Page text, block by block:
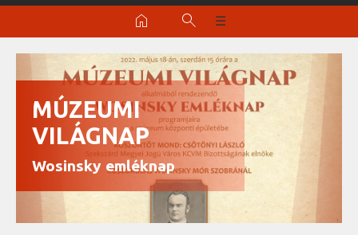
home search ☰
MÚZEUMI
VILÁGNAP
Wosinsky emléknap